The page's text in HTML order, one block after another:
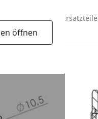
öffnen
& Motorrad Ersatzteile